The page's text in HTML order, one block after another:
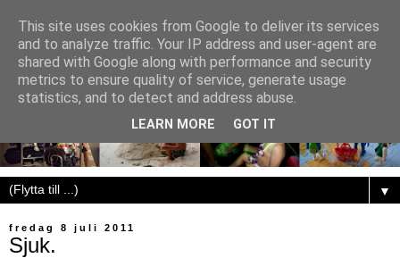
▼
fredag 8 juli 2011
Sjuk.
This site uses cookies from Google to deliver its services
and to analyze traffic. Your IP address and user-agent are
shared with Google along with performance and security
metrics to ensure quality of service, generate usage
statistics, and to detect and address abuse.
LEARN MORE GOT IT